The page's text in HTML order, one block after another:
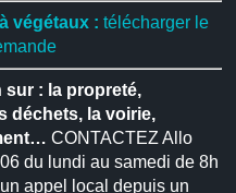
végétaux : télécharger le
sur : la propreté,
déchets, la voirie,
CONTACTEZ Allo
du lundi au samedi de 8h
appel local depuis un